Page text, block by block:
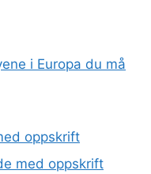
i Europa du må
oppskrift
med oppskrift